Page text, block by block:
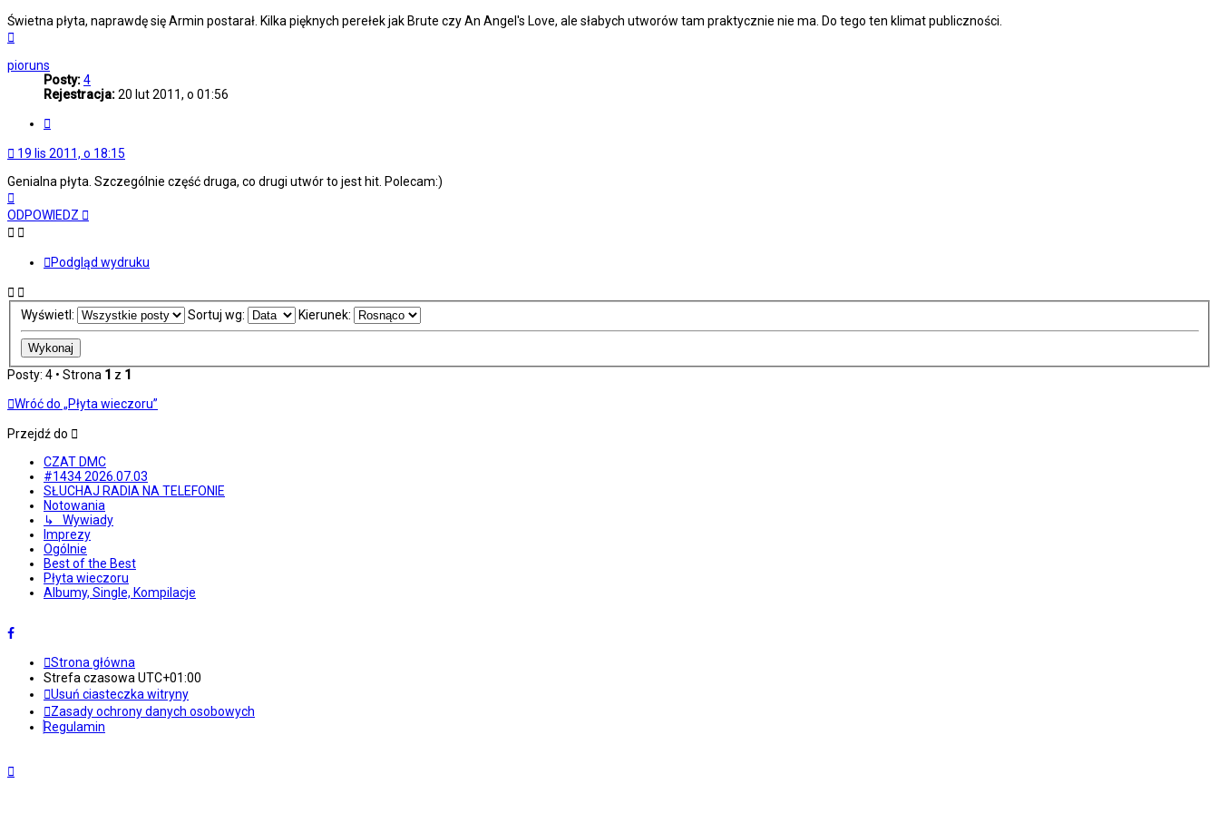
Świetna płyta, naprawdę się Armin postarał. Kilka pięknych perełek jak Brute czy An Angel's Love, ale słabych utworów tam praktycznie nie ma. Do tego ten klimat publiczności.
pioruns
Posty:4
Rejestracja:20 lut 2011, o 01:56
19 lis 2011, o 18:15
Genialna płyta. Szczególnie część druga, co drugi utwór to jest hit. Polecam:)
górę
ODPOWIEDZ
Podgląd wydruku
Wyświetl: Sortuj wg: Kierunek:
Posty: 4 • Strona 1 z 1
Wróć do „Płyta wieczoru”
Przejdź do
CZAT DMC
#1434 2026.07.03
SŁUCHAJ RADIA NA TELEFONIE
Notowania
↳ Wywiady
Imprezy
Ogólnie
Best of the Best
Płyta wieczoru
Albumy, Single, Kompilacje
Strona główna
Strefa czasowa UTC+01:00
Usuń ciasteczka witryny
Zasady ochrony danych osobowych
Regulamin